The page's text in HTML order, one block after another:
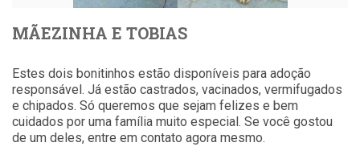
MÃEZINHA E TOBIAS
Estes dois bonitinhos estão disponíveis para adoção
responsável. Já estão castrados, vacinados, vermifugados
e chipados. Só queremos que sejam felizes e bem
cuidados por uma família muito especial. Se você gostou
de um deles, entre em contato agora mesmo.